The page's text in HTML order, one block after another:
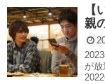
親
が